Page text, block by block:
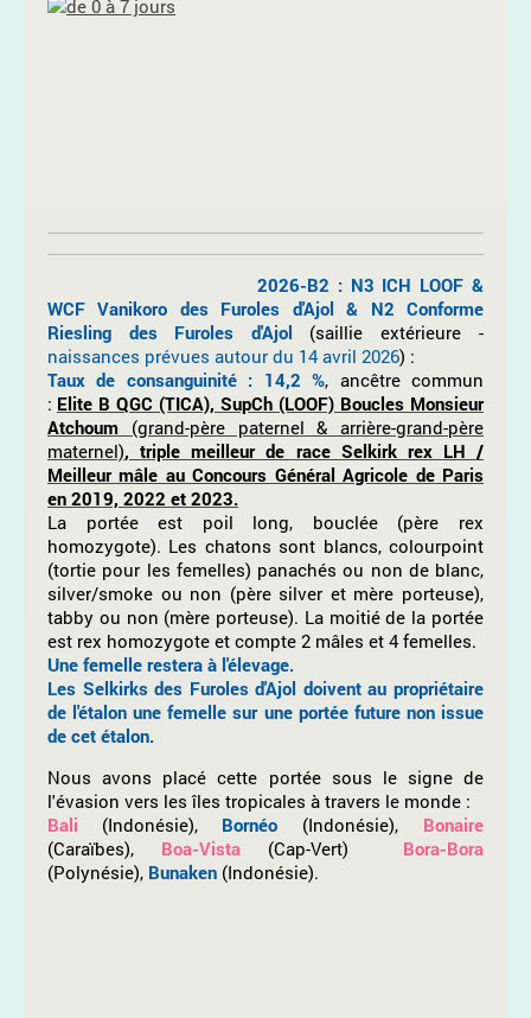
2026-B2 : N3 ICH LOOF &
WCF Vanikoro des Furoles d'Ajol & N2 Conforme
Riesling des Furoles d'Ajol (saillie extérieure -
naissances prévues autour du 14 avril 2026) :
Taux de consanguinité : 14,2 %, ancêtre commun
: Elite B QGC (TICA), SupCh (LOOF) Boucles Monsieur
Atchoum (grand-père paternel & arrière-grand-père
maternel), triple meilleur de race Selkirk rex LH /
Meilleur mâle au Concours Général Agricole de Paris
en 2019, 2022 et 2023.
La portée est poil long, bouclée (père rex
homozygote). Les chatons sont blancs, colourpoint
(tortie pour les femelles) panachés ou non de blanc,
silver/smoke ou non (père silver et mère porteuse),
tabby ou non (mère porteuse). La moitié de la portée
est rex homozygote et compte 2 mâles et 4 femelles.
Une femelle restera à l'élevage.
Les Selkirks des Furoles d'Ajol doivent au propriétaire
de l'étalon une femelle sur une portée future non issue
de cet étalon.
Nous avons placé cette portée sous le signe de
l'évasion vers les îles tropicales à travers le monde :
Bali
(Indonésie), Bornéo (Indonésie), Bonaire
(Caraïbes),
Boa-Vista (Cap-Vert)
Bora-Bora
(Polynésie), Bunaken (Indonésie).